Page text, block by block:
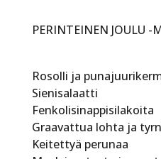
PERINTEINEN JOULU -
Rosolli ja
Sienisalaatti
Fenkolisinappisilakoita
Graavattua lohta ja
Keitettyä perunaa